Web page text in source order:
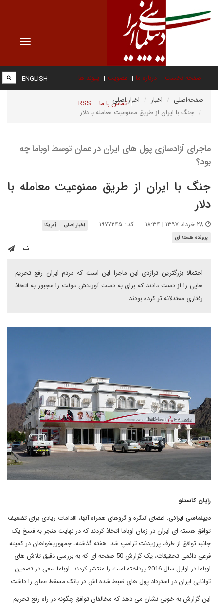
Toggle
صفحه نخست درباره ما عضویت پیوند ها
تماس با ما RSS
ENGLISH
صفحه‌اصلی اخبار
اخبار اصلی
جنگ با ایران از طریق ممنوعیت معامله با دلار
ماجرای آزادسازی پول های ایران در عمان توسط اوباما چه
بود؟
جنگ با ایران از طریق ممنوعیت معامله با
دلار
کد : ۱۹۷۷۲۴۵ اخبار اصلی
آمریکا
پرونده هسته ای
احتمالا بزرگترین تراژدی این ماجرا این است که مردم ایران رفع تحریم
هایی را از دست دادند که برای به دست آوردنش دولت را مجبور به اتخاذ
رفتاری معتدلانه تر کرده بودند.
رایان کاستلو
دیپلماسی ایرانی: اعضای کنگره و گروهای همراه آنها، اقدامات زیادی برای تضعیف
توافق هسته ای ایران در زمان اوباما اتخاذ کردند که در نهایت منجر به فسخ یک
جانبه توافق از طرف پرزیدنت ترامپ شد. هفته گذشته، جمهوریخواهان در کمیته
فرعی دائمی تحقیقات، یک گزارش 50 صفحه ای که به بررسی دقیق تلاش های
اوباما در اوایل سال 2016 پرداخته است را منتشر کردند. اوباما سعی در تضمین
توانایی ایران در استرداد پول های ضبط شده اش در بانک مسقط عمان را داشت.
این گزارش به خوبی نشان می دهد که مخالفان توافق چگونه در راه رفع تحریم